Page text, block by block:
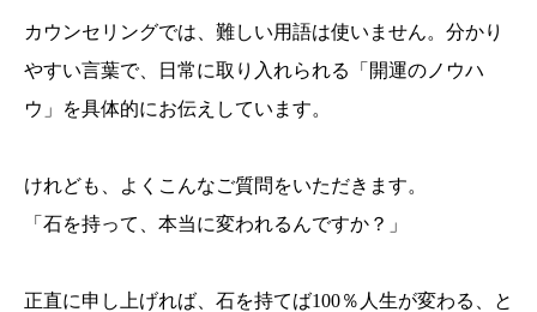
カウンセリングでは、難しい用語は使いません。分かり
やすい言葉で、日常に取り入れられる「開運のノウハ
ウ」を具体的にお伝えしています。
けれども、よくこんなご質問をいただきます。
「石を持って、本当に変われるんですか？」
正直に申し上げれば、石を持てば100％人生が変わる、と